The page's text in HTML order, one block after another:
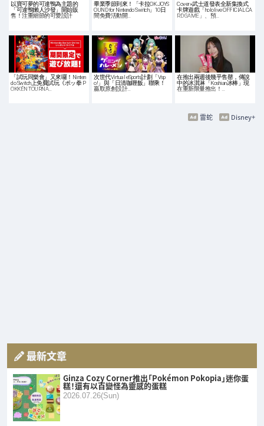
以寶可夢的可達鴨為主題的
「可達鴨懶人沙發」開始販
售！注重細節的可愛設計
畢業季節到來！「卡拉OK JOYS
OUND for Nintendo Switch」10日
間免費活動開…
Cover×武士道發表全新集換式
卡牌遊戲「hololive OFFICIAL CA
RD GAME」、預…
「試玩同樂會」又來囉！Ninten
do Switch上免費試玩《ポッ拳 P
OKKÉN TOURNA…
次世代Virtual eSports計劃「Vsp
o!」與「日清咖喱飯」聯乘！
贏取原創設計…
在推出兩週後幾乎售罄，傳說
中的冰淇淋「Koshian冰棒」現
在重新限量推出！…
Disney+
雷蛇
最新文章
Ginza Cozy Corner推出「Pokémon Pokopia」迷你蛋
糕！還有以百變怪為靈感的蛋糕
2026.07.26(Sun)